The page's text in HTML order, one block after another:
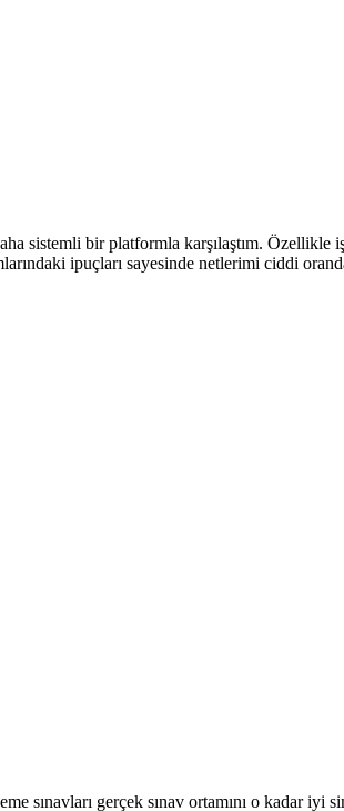
sistemli bir platformla karşılaştım.
ipuçları sayesinde netlerimi ciddi
sınavları gerçek sınav ortamını o kadar iyi